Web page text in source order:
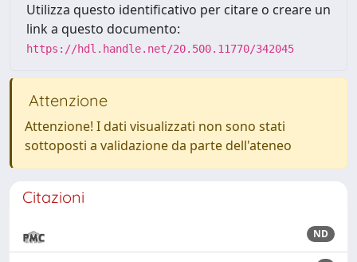
Utilizza questo identificativo per citare o creare un
link a questo documento:
https://hdl.handle.net/20.500.11770/342045
Attenzione
Attenzione! I dati visualizzati non sono stati
sottoposti a validazione da parte dell'ateneo
Citazioni
ND